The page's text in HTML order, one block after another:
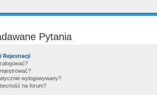
Pytania
Rejestracji
wylogowywany?
na forum?